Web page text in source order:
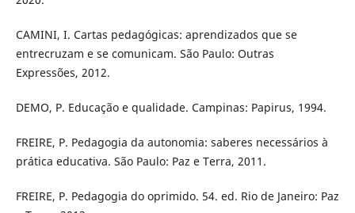
CAMINI, I. Cartas pedagógicas: aprendizados que se
entrecruzam e se comunicam. São Paulo: Outras
Expressões, 2012.
DEMO, P. Educação e qualidade. Campinas: Papirus, 1994.
FREIRE, P. Pedagogia da autonomia: saberes necessários à
prática educativa. São Paulo: Paz e Terra, 2011.
FREIRE, P. Pedagogia do oprimido. 54. ed. Rio de Janeiro: Paz